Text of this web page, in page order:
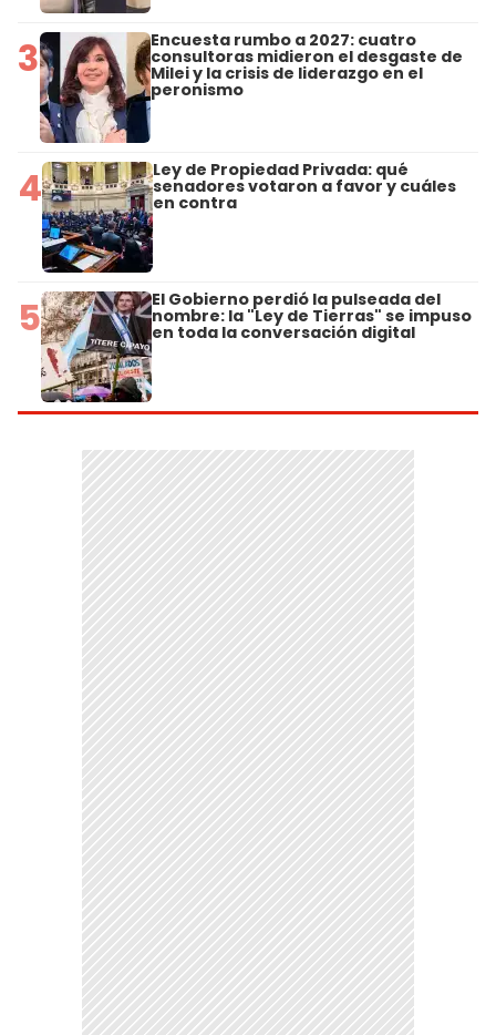
3 Encuesta rumbo a 2027: cuatro
consultoras midieron el desgaste de
Milei y la crisis de liderazgo en el
peronismo
4 Ley de Propiedad Privada: qué
senadores votaron a favor y cuáles
en contra
5 El Gobierno perdió la pulseada del
nombre: la "Ley de Tierras" se impuso
en toda la conversación digital